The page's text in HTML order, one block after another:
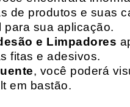
de produtos e suas
sua aplicação.
e Limpadores
fitas e adesivos.
, você poderá
em bastão.